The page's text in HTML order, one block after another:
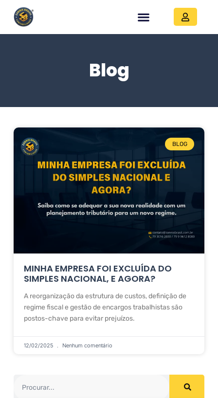
Blog
BLOG
MINHA EMPRESA FOI EXCLUÍDA DO
SIMPLES NACIONAL, E AGORA?
A reorganização da estrutura de custos, definição de
regime fiscal e gestão de encargos trabalhistas são
postos-chave para evitar prejuízos.
12/02/2025 Nenhum comentário